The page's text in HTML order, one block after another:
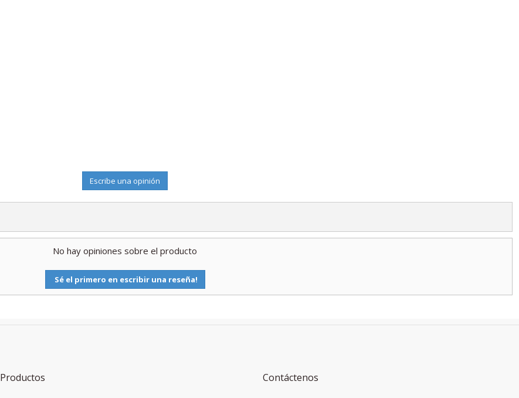
Escribe una opinión
No hay opiniones sobre el producto
Sé el primero en escribir una reseña!
Productos Contáctenos